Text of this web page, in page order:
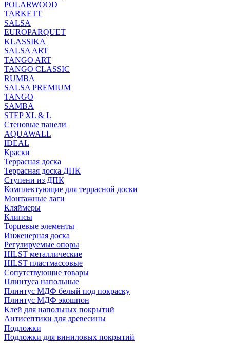
POLARWOOD
TARKETT
SALSA
EUROPARQUET
KLASSIKA
SALSA ART
TANGO ART
TANGO CLASSIC
RUMBA
SALSA PREMIUM
TANGO
SAMBA
STEP XL & L
Стеновые панели
AQUAWALL
IDEAL
Краски
Террасная доска
Террасная доска ДПК
Ступени из ДПК
Комплектующие для террасной доски
Монтажные лаги
Кляймеры
Клипсы
Торцевые элементы
Инженерная доска
Регулируемые опоры
HILST металлические
HILST пластмассовые
Сопутствующие товары
Плинтуса напольные
Плинтус МДФ белый под покраску
Плинтус МДФ экошпон
Клей для напольных покрытий
Антисептики для древесины
Подложки
Подложки для виниловых покрытий